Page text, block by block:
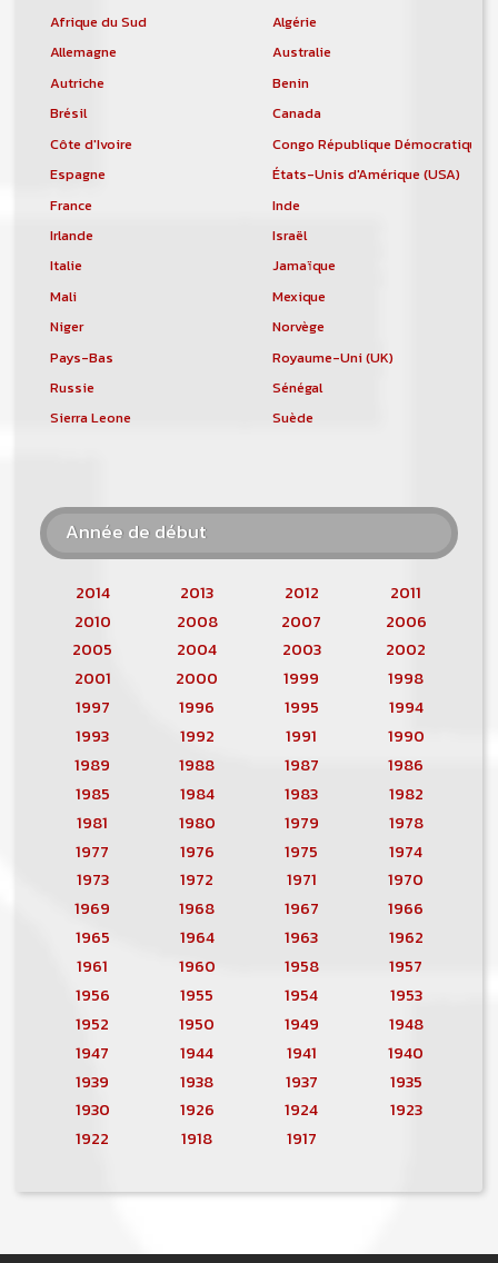
Afrique du Sud
Algérie
Allemagne
Australie
Autriche
Benin
Brésil
Canada
Côte d'Ivoire
Congo République Démocratique
Espagne
États-Unis d'Amérique (USA)
France
Inde
Irlande
Israël
Italie
Jamaïque
Mali
Mexique
Niger
Norvège
Pays-Bas
Royaume-Uni (UK)
Russie
Sénégal
Sierra Leone
Suède
Année de début
2014 2013 2012
2011
2010
2008 2007
2006
2005
2004 2003
2002
2001
2000 1999
1998
1997
1996 1995
1994
1993
1992 1991
1990
1989
1988 1987
1986
1985
1984 1983
1982
1981
1980 1979
1978
1977
1976 1975
1974
1973
1972 1971
1970
1969
1968 1967
1966
1965
1964 1963
1962
1961
1960 1958
1957
1956
1955 1954
1953
1952
1950 1949
1948
1947
1944 1941
1940
1939
1938 1937
1935
1930
1926 1924
1923
1922
1918 1917